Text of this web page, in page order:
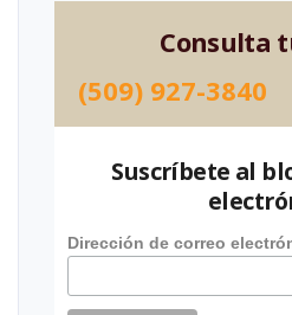
Consulta
(509) 927-3840
Suscríbete al
Dirección de correo